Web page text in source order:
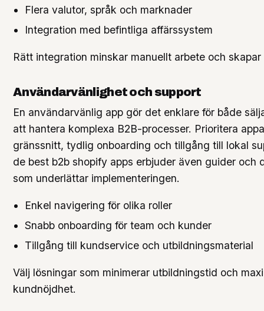
Flera valutor, språk och marknader
Integration med befintliga affärssystem
Rätt integration minskar manuellt arbete och
Användarvänlighet och support
En användarvänlig app gör det enklare för både
att hantera komplexa B2B-processer. Prioritera
gränssnitt, tydlig onboarding och tillgång till lokal
de best b2b shopify apps erbjuder även guider och
som underlättar implementeringen.
Enkel navigering för olika roller
Snabb onboarding för team och kunder
Tillgång till kundservice och utbildningsmaterial
Välj lösningar som minimerar utbildningstid och
kundnöjdhet.